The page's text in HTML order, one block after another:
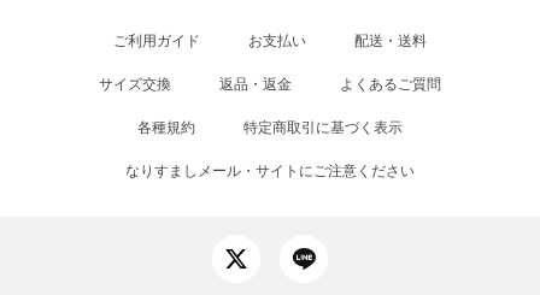
ご利用ガイド お支払い 配送・送料
サイズ交換 返品・返金 よくあるご質問
各種規約 特定商取引に基づく表示
なりすましメール・サイトにご注意ください